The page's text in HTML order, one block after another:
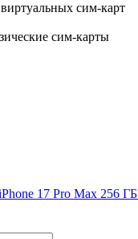
сим-карт
сим-карты
17 Pro Max 256